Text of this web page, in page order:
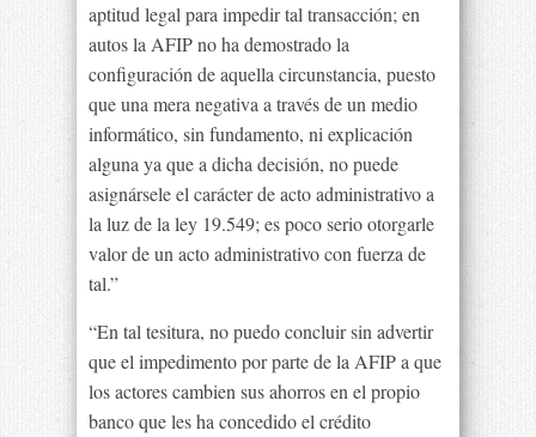
aptitud legal para impedir tal transacción; en
autos la AFIP no ha demostrado la
configuración de aquella circunstancia, puesto
que una mera negativa a través de un medio
informático, sin fundamento, ni explicación
alguna ya que a dicha decisión, no puede
asignársele el carácter de acto administrativo a
la luz de la ley 19.549; es poco serio otorgarle
valor de un acto administrativo con fuerza de
tal.”
“En tal tesitura, no puedo concluir sin advertir
que el impedimento por parte de la AFIP a que
los actores cambien sus ahorros en el propio
banco que les ha concedido el crédito